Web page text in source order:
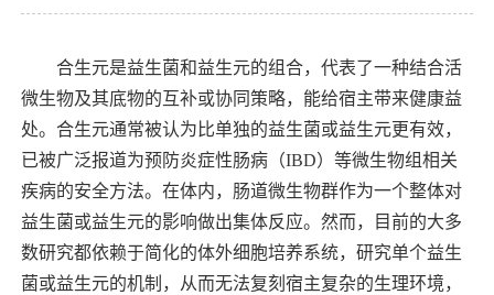
合生元是益生菌和益生元的组合，代表了一种结合活
微生物及其底物的互补或协同策略，能给宿主带来健康益
处。合生元通常被认为比单独的益生菌或益生元更有效，
已被广泛报道为预防炎症性肠病（IBD）等微生物组相关
疾病的安全方法。在体内，肠道微生物群作为一个整体对
益生菌或益生元的影响做出集体反应。然而，目前的大多
数研究都依赖于简化的体外细胞培养系统，研究单个益生
菌或益生元的机制，从而无法复刻宿主复杂的生理环境，